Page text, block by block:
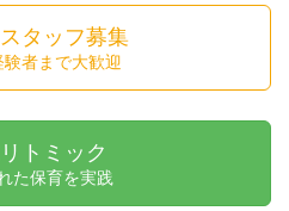
タッフ募集
験者まで大歓迎
トミック
た保育を実践